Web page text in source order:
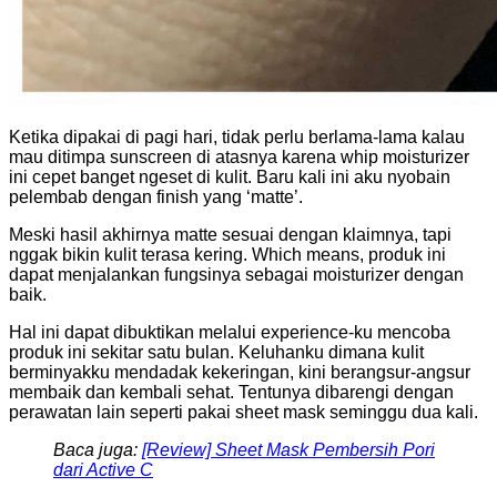
Ketika dipakai di pagi hari, tidak perlu berlama-lama kalau
mau ditimpa sunscreen di atasnya karena whip moisturizer
ini cepet banget ngeset di kulit. Baru kali ini aku nyobain
pelembab dengan finish yang ‘matte’.
Meski hasil akhirnya matte sesuai dengan klaimnya, tapi
nggak bikin kulit terasa kering. Which means, produk ini
dapat menjalankan fungsinya sebagai moisturizer dengan
baik.
Hal ini dapat dibuktikan melalui experience-ku mencoba
produk ini sekitar satu bulan. Keluhanku dimana kulit
berminyakku mendadak kekeringan, kini berangsur-angsur
membaik dan kembali sehat. Tentunya dibarengi dengan
perawatan lain seperti pakai sheet mask seminggu dua kali.
Baca juga: [Review] Sheet Mask Pembersih Pori
dari Active C